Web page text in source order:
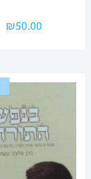
₪50.00